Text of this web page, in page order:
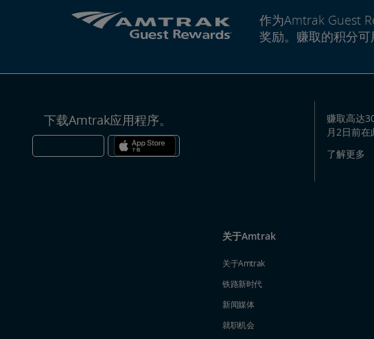
作为Amtrak Guest
奖励。赚取的积分可
下载Amtrak应用程序。
赚取高达
月2日前在
了解更多
关于Amtrak
关于Amtrak
铁路新时代
新闻媒体
就职机会